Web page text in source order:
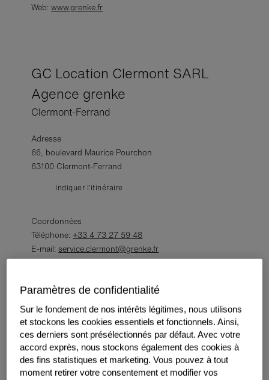
Web:www.grenke.fr
GC Location Clermont SARL
Agence grenke
Clermont-Ferrand
Adresse
66, boulevard Maurice Pourchon
63100 Clermont-Ferrand
Indiquer l’itinéraire
Coordonnées
Téléphone:+33 4 73 27 59 48
E-mail: service.clermont@grenke.fr
Web:www.grenke.fr
grenke Location SAS
Dijon
Adresse
Paramètres de confidentialité
Sur le fondement de nos intérêts légitimes, nous utilisons
et stockons les cookies essentiels et fonctionnels. Ainsi,
ces derniers sont présélectionnés par défaut. Avec votre
accord exprès, nous stockons également des cookies à
des fins statistiques et marketing. Vous pouvez à tout
moment retirer votre consentement et modifier vos